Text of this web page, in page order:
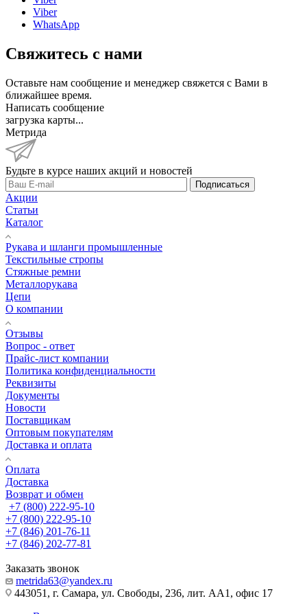
Viber
WhatsApp
Свяжитесь с нами
Оставьте нам сообщение и менеджер свяжется с Вами в
ближайшее время.
Написать сообщение
загрузка карты...
Метрида
Будьте в курсе наших акций и новостей
Подписаться
Акции
Статьи
Каталог
Рукава и шланги промышленные
Текстильные стропы
Стяжные ремни
Металлорукава
Цепи
О компании
Отзывы
Вопрос - ответ
Прайс-лист компании
Политика конфиденциальности
Реквизиты
Документы
Новости
Поставщикам
Оптовым покупателям
Доставка и оплата
Оплата
Доставка
Возврат и обмен
+7 (800) 222-95-10
+7 (800) 222-95-10
+7 (846) 201-76-11
+7 (846) 202-77-81
Заказать звонок
metrida63@yandex.ru
443051, г. Самара, ул. Свободы, 236, лит. АА1, офис 17